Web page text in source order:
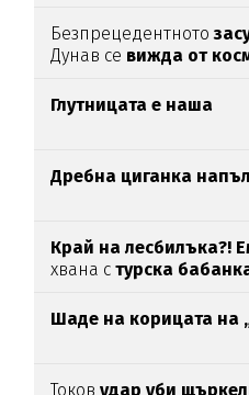
Безпрецедентното
Дунав се вижда от
Глутницата е наша
Дребна циганка
Край на лесбилъка?!
хвана с турска
Шаде на корицата на
Токовудар уби